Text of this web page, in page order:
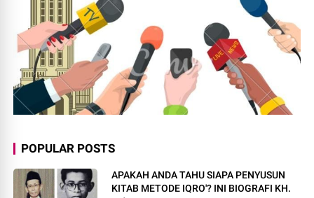
POPULAR POSTS
APAKAH ANDA TAHU SIAPA PENYUSUN
KITAB METODE IQRO'? INI BIOGRAFI KH.